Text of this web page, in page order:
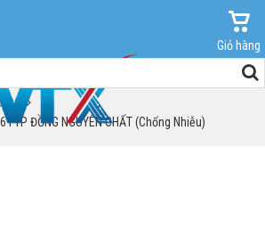
Giỏ hàng
FTP ĐỒNG NGUYÊN CHẤT (Chống Nhiễu)